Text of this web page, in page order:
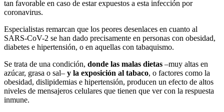
tan favorable en caso de estar expuestos a esta infección por
coronavirus.
Especialistas remarcan que los peores desenlaces en cuanto al
SARS-CoV-2 se han dado precisamente en personas con obesidad,
diabetes e hipertensión, o en aquellas con tabaquismo.
Se trata de una condición, donde las malas dietas –muy altas en
azúcar, grasa o sal– y la exposición al tabaco, o factores como la
obesidad, dislipidemias e hipertensión, producen un efecto de altos
niveles de mensajeros celulares que tienen que ver con la respuesta
inmune.